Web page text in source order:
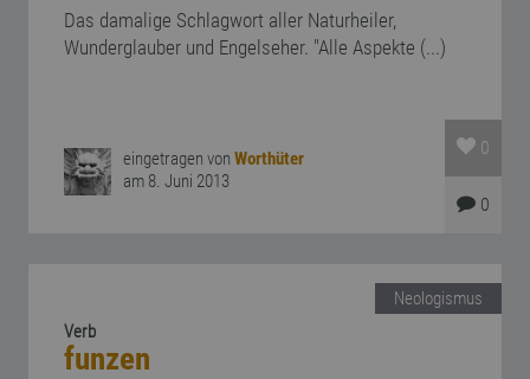
Das damalige Schlagwort aller Naturheiler,
Wunderglauber und Engelseher. "Alle Aspekte (...)
eingetragen vonWorthüter
am 8. Juni 2013
0
0
Neologismus
Verb
funzen